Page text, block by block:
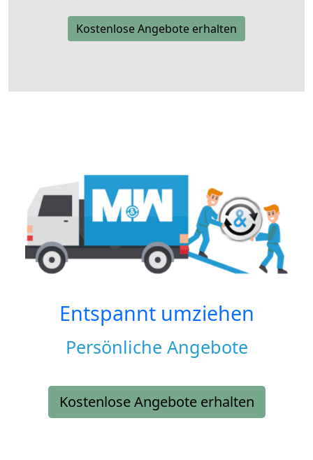
Kostenlose Angebote erhalten
Entspannt umziehen
Persönliche Angebote
Kostenlose Angebote erhalten